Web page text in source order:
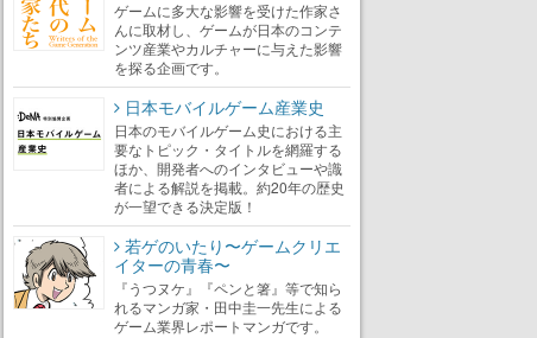
ゲームに多大な影響を受けた作家さ
んに取材し、ゲームが日本のコンテ
ンツ産業やカルチャーに与えた影響
を探る企画です。
日本モバイルゲーム産業史
日本のモバイルゲーム史における主
要なトピック・タイトルを網羅する
ほか、開発者へのインタビューや識
者による解説を掲載。約20年の歴史
が一望できる決定版！
若ゲのいたり〜ゲームクリエ
イターの青春〜
『うつヌケ』『ペンと箸』等で知ら
れるマンガ家・田中圭一先生による
ゲーム業界レポートマンガです。